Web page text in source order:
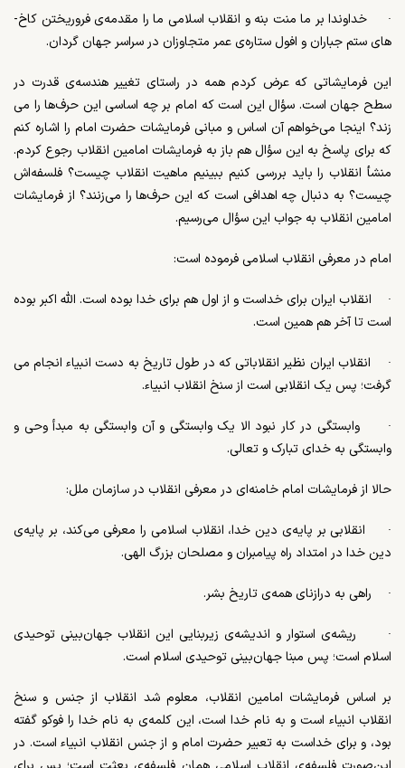
·
خداوندا بر ما منت بنه و انقلاب اسلامی ما را مقدمه­‌ی فرو­ریختن کاخ‌­
های ستم جباران و افول ستاره­‌ی عمر متجاوزان در سراسر جهان گردان.
این فرمایشاتی که عرض کردم همه در راستای تغییر هندسه­‌ی قدرت در
سطح جهان است. سؤال این است که امام بر چه اساسی این حرف‌ها را می­‌
زند؟ اینجا می­‌خواهم آن اساس و مبانی فرمایشات حضرت امام را اشاره کنم
که برای پاسخ به این سؤال هم باز به فرمایشات امامین انقلاب رجوع کردم.
منشأ انقلاب را باید بررسی کنیم ببینیم ماهیت انقلاب چیست؟ فلسفه‌­اش
چیست؟ به دنبال چه اهدافی است که این حرف‌­ها را می­‌زنند؟ از فرمایشات
امامین انقلاب به جواب این سؤال می­‌رسیم.
امام در معرفی انقلاب اسلامی فرموده است:
·
انقلاب ایران برای خداست و از اول هم برای خدا بوده است. الله اکبر بوده
است تا آخر هم همین است.
·
انقلاب ایران نظیر انقلاباتی که در طول تاریخ به دست انبیاء انجام می­‌
گرفت؛ پس یک انقلابی است از سنخ انقلاب انبیاء.
·
وابستگی در کار نبود الا یک وابستگی و آن وابستگی به مبدأ وحی و
وابستگی به خدای تبارک و تعالی.
حالا از فرمایشات امام خامنه‌­ای در معرفی انقلاب در سازمان ملل:
·
انقلابی بر پایه­‌ی دین خدا، انقلاب اسلامی را معرفی می­‌کند، بر پایه­‌ی
دین خدا در امتداد راه پیامبران و مصلحان بزرگ الهی.
· راهی به درازنای همه‌­ی تاریخ بشر.
·
ریشه‌­ی استوار و اندیشه­‌ی زیربنایی این انقلاب جهان­‌بینی توحیدی
اسلام است؛ پس مبنا جهان­‌بینی توحیدی اسلام است.
بر اساس فرمایشات امامین انقلاب، معلوم شد انقلاب از جنس و سنخ
انقلاب انبیاء است و به نام خدا است، این کلمه­‌ی به نام خدا را فوکو گفته
بود، و برای خداست به تعبیر حضرت امام و از جنس انقلاب انبیاء است. در